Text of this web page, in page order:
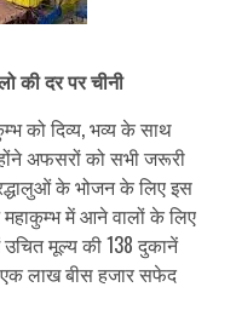
की दर पर चीनी
को दिव्य, भव्य के साथ
अफसरों को सभी जरूरी
के भोजन के लिए इस
महाकुम्भ में आने वालों के लिए
उचित मूल्य की 138 दुकानें
एक लाख बीस हजार सफेद